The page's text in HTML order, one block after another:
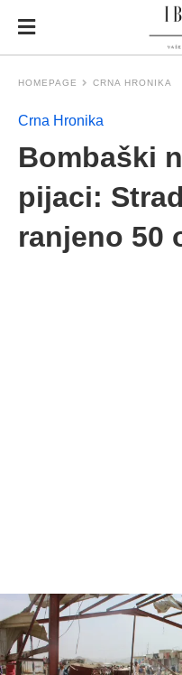
HOMEPAGE CRNA HRONIKA
Crna Hronika
Bombaški
pijaci:
ranjeno 50